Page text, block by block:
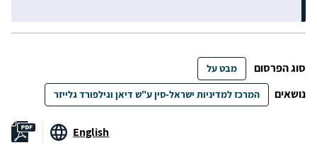
סוג הפרסום מבט על
נושאים המרכז למדיניות ישראל-סין ע"ש דיאן וגילפורד גלייזר
English